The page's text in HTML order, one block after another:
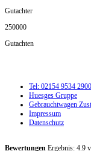
Gutachter
250000
Gutachten
Tel: 02154 9534 2900
Huesges Gruppe
Gebrauchtwagen
Impressum
Datenschutz
Bewertungen Ergebnis: 4.9